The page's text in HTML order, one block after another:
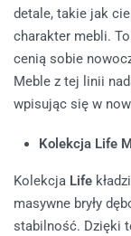
detale, takie jak
charakter mebli.
cenią sobie
Meble z tej linii
wpisując się w
Kolekcja Life
Kolekcja Life
masywne bryły
stabilność. Dzięki